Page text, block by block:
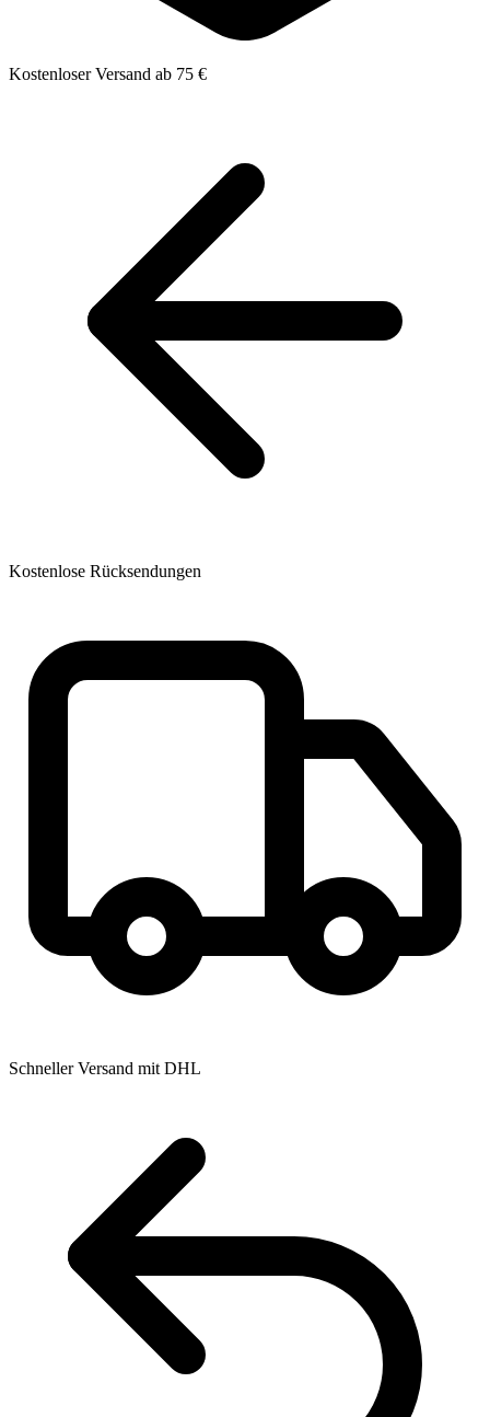
Kostenloser Versand ab 75 €
Kostenlose Rücksendungen
Schneller Versand mit DHL